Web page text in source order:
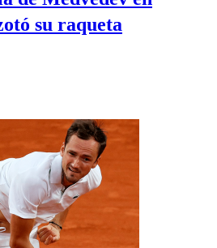
su raqueta